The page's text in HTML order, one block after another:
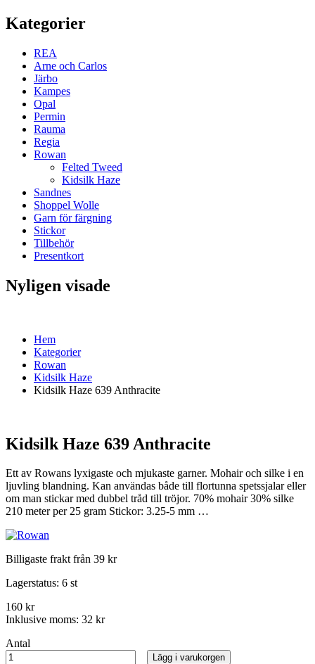
Kategorier
REA
Arne och Carlos
Järbo
Kampes
Opal
Permin
Rauma
Regia
Rowan
Felted Tweed
Kidsilk Haze
Sandnes
Shoppel Wolle
Garn för färgning
Stickor
Tillbehör
Presentkort
Nyligen visade
Hem
Kategorier
Rowan
Kidsilk Haze
Kidsilk Haze 639 Anthracite
Kidsilk Haze 639 Anthracite
Ett av Rowans lyxigaste och mjukaste garner. Mohair och silke i en
ljuvling blandning. Kan användas både till flortunna spetssjalar eller
om man stickar med dubbel tråd till tröjor. 70% mohair 30% silke
210 meter per 25 gram Stickor: 3.25-5 mm …
Billigaste frakt från 39 kr
Lagerstatus: 6 st
160 kr
Inklusive moms: 32 kr
Antal
Lägg i varukorgen